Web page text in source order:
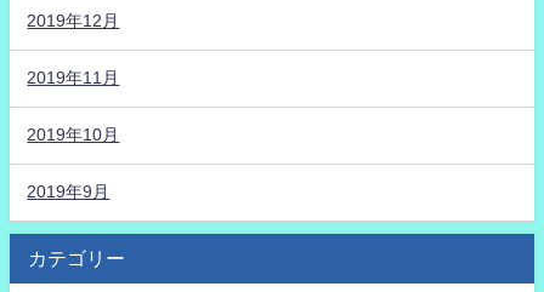
2019年12月
2019年11月
2019年10月
2019年9月
カテゴリー